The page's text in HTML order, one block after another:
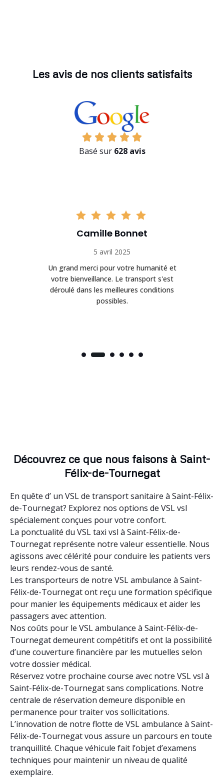
Les avis de nos clients satisfaits
Basé sur 628 avis
Camille Bonnet
5 avril 2025
Un grand merci pour votre humanité et
votre bienveillance. Le transport s'est
déroulé dans les meilleures conditions
possibles.
Découvrez ce que nous faisons à Saint-
Félix-de-Tournegat
En quête d’ un VSL de transport sanitaire à Saint-Félix-
de-Tournegat? Explorez nos options de VSL vsl
spécialement conçues pour votre confort.
La ponctualité du VSL taxi vsl à Saint-Félix-de-
Tournegat représente notre valeur essentielle. Nous
agissons avec célérité pour conduire les patients vers
leurs rendez-vous de santé.
Les transporteurs de notre VSL ambulance à Saint-
Félix-de-Tournegat ont reçu une formation spécifique
pour manier les équipements médicaux et aider les
passagers avec attention.
Nos coûts pour le VSL ambulance à Saint-Félix-de-
Tournegat demeurent compétitifs et ont la possibilité
d’une couverture financière par les mutuelles selon
votre dossier médical.
Réservez votre prochaine course avec notre VSL vsl à
Saint-Félix-de-Tournegat sans complications. Notre
centrale de réservation demeure disponible en
permanence pour traiter vos sollicitations.
L’innovation de notre flotte de VSL ambulance à Saint-
Félix-de-Tournegat vous assure un parcours en toute
tranquillité. Chaque véhicule fait l’objet d’examens
techniques pour maintenir un niveau de qualité
exemplaire.